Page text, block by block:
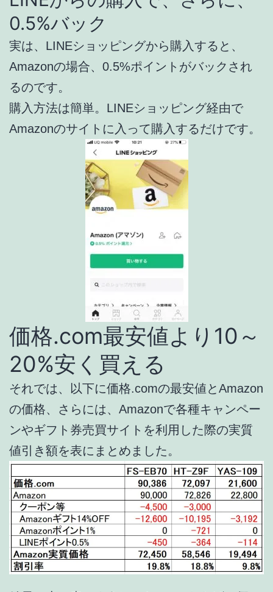
0.5%バック
実は、LINEショッピングから購入すると、
Amazonの場合、0.5%ポイントがバックされ
るのです。
購入方法は簡単。LINEショッピング経由で
Amazonのサイトに入って購入するだけです。
価格.com最安値より10～
20%安く買える
それでは、以下に価格.comの最安値とAmazon
の価格、さらには、Amazonで各種キャンペー
ンやギフト券売買サイトを利用した際の実質
値引き額を表にまとめました。